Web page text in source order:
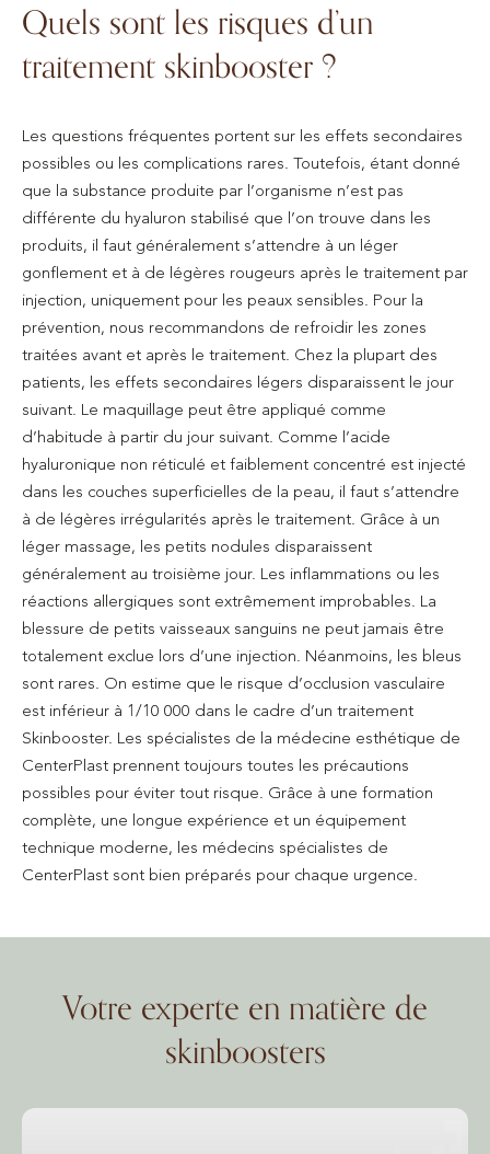
Quels sont les risques d’un
traitement skinbooster ?
Les questions fréquentes portent sur les effets secondaires
possibles ou les complications rares. Toutefois, étant donné
que la substance produite par l’organisme n’est pas
différente du hyaluron stabilisé que l’on trouve dans les
produits, il faut généralement s’attendre à un léger
gonflement et à de légères rougeurs après le traitement par
injection, uniquement pour les peaux sensibles. Pour la
prévention, nous recommandons de refroidir les zones
traitées avant et après le traitement. Chez la plupart des
patients, les effets secondaires légers disparaissent le jour
suivant. Le maquillage peut être appliqué comme
d’habitude à partir du jour suivant. Comme l’acide
hyaluronique non réticulé et faiblement concentré est injecté
dans les couches superficielles de la peau, il faut s’attendre
à de légères irrégularités après le traitement. Grâce à un
léger massage, les petits nodules disparaissent
généralement au troisième jour. Les inflammations ou les
réactions allergiques sont extrêmement improbables. La
blessure de petits vaisseaux sanguins ne peut jamais être
totalement exclue lors d’une injection. Néanmoins, les bleus
sont rares. On estime que le risque d’occlusion vasculaire
est inférieur à 1/10 000 dans le cadre d’un traitement
Skinbooster. Les spécialistes de la médecine esthétique de
CenterPlast prennent toujours toutes les précautions
possibles pour éviter tout risque. Grâce à une formation
complète, une longue expérience et un équipement
technique moderne, les médecins spécialistes de
CenterPlast sont bien préparés pour chaque urgence.
Votre experte en matière de
skinboosters